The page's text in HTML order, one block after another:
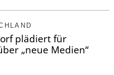
plädiert für
„neue Medien“